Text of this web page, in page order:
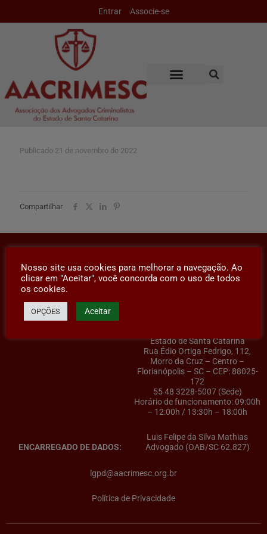
Entrar Associe-se
Publicado 21 de novembro de 2022
Compartilhar
Estado de Santa Catarina
Rua Édio Ortiga Fedrigo, 112,
Morro da Cruz – Centro –
Florianópolis – SC – CEP: 88025-
172
55 48 3228-5007 (Sede)
Horário de funcionamento: 09:00h
– 12:00h / 13:30h – 18:00h
ENCARREGADO DE DADOS:
Luis Felipe da Silva Mathias
Advogado (OAB/SC 62.827)
lgpd@aacrimesc.org.br
Política de Privacidade
Nosso site usa cookies para melhorar a navegação. Ao
clicar em "Aceitar", você concorda com o uso de todos
os cookies.
OPÇÕES Aceitar